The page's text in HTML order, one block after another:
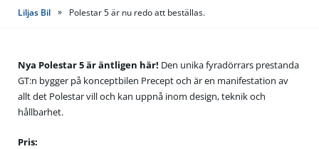
Liljas Bil » Polestar 5 är nu redo att beställas.
Nya Polestar 5 är äntligen här! Den unika fyradörrars prestanda
GT:n bygger på konceptbilen Precept och är en manifestation av
allt det Polestar vill och kan uppnå inom design, teknik och
hållbarhet.
Pris: